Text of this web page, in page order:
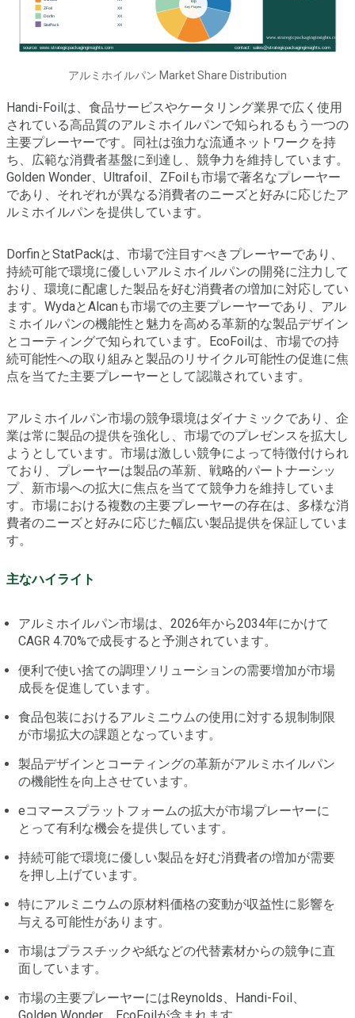
アルミホイルパン Market Share Distribution
Handi-Foilは、食品サービスやケータリング業界で広く使用
されている高品質のアルミホイルパンで知られるもう一つの
主要プレーヤーです。同社は強力な流通ネットワークを持
ち、広範な消費者基盤に到達し、競争力を維持しています。
Golden Wonder、Ultrafoil、ZFoilも市場で著名なプレーヤー
であり、それぞれが異なる消費者のニーズと好みに応じたア
ルミホイルパンを提供しています。
DorfinとStatPackは、市場で注目すべきプレーヤーであり、
持続可能で環境に優しいアルミホイルパンの開発に注力して
おり、環境に配慮した製品を好む消費者の増加に対応してい
ます。WydaとAlcanも市場での主要プレーヤーであり、アル
ミホイルパンの機能性と魅力を高める革新的な製品デザイン
とコーティングで知られています。EcoFoilは、市場での持
続可能性への取り組みと製品のリサイクル可能性の促進に焦
点を当てた主要プレーヤーとして認識されています。
アルミホイルパン市場の競争環境はダイナミックであり、企
業は常に製品の提供を強化し、市場でのプレゼンスを拡大し
ようとしています。市場は激しい競争によって特徴付けられ
ており、プレーヤーは製品の革新、戦略的パートナーシッ
プ、新市場への拡大に焦点を当てて競争力を維持していま
す。市場における複数の主要プレーヤーの存在は、多様な消
費者のニーズと好みに応じた幅広い製品提供を保証していま
す。
主なハイライト
アルミホイルパン市場は、2026年から2034年にかけて
CAGR 4.70%で成長すると予測されています。
便利で使い捨ての調理ソリューションの需要増加が市場
成長を促進しています。
食品包装におけるアルミニウムの使用に対する規制制限
が市場拡大の課題となっています。
製品デザインとコーティングの革新がアルミホイルパン
の機能性を向上させています。
eコマースプラットフォームの拡大が市場プレーヤーに
とって有利な機会を提供しています。
持続可能で環境に優しい製品を好む消費者の増加が需要
を押し上げています。
特にアルミニウムの原材料価格の変動が収益性に影響を
与える可能性があります。
市場はプラスチックや紙などの代替素材からの競争に直
面しています。
市場の主要プレーヤーにはReynolds、Handi-Foil、